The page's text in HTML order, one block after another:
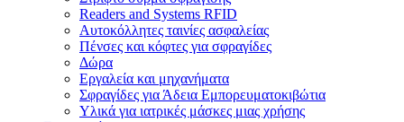
Readers and Systems RFID
Αυτοκόλλητες ταινίες ασφαλείας
Πένσες και κόφτες για σφραγίδες
Δώρα
Εργαλεία και μηχανήματα
Σφραγίδες για Άδεια Εμπορευματοκιβώτια
Υλικά για ιατρικές μάσκες μιας χρήσης